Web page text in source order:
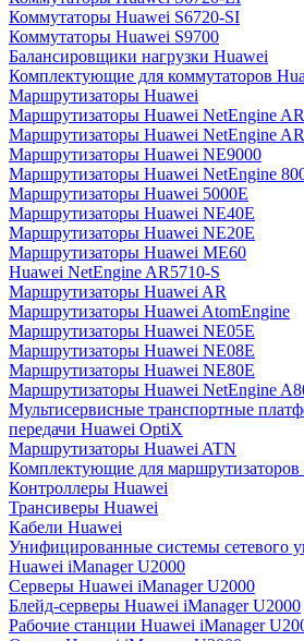
Коммутаторы Huawei S6720-SI
Коммутаторы Huawei S9700
Балансировщики нагрузки Huawei
Комплектующие для коммутаторов
Маршрутизаторы Huawei
Маршрутизаторы Huawei NetEngine
Маршрутизаторы Huawei NetEngine
Маршрутизаторы Huawei NE9000
Маршрутизаторы Huawei NetEngine
Маршрутизаторы Huawei 5000E
Маршрутизаторы Huawei NE40E
Маршрутизаторы Huawei NE20E
Маршрутизаторы Huawei ME60
Huawei NetEngine AR5710-S
Маршрутизаторы Huawei AR
Маршрутизаторы Huawei AtomEngine
Маршрутизаторы Huawei NE05E
Маршрутизаторы Huawei NE08E
Маршрутизаторы Huawei NE80E
Маршрутизаторы Huawei NetEngine
Мультисервисные транспортные
передачи Huawei OptiX
Маршрутизаторы Huawei ATN
Комплектующие для маршрутизаторов
Контроллеры Huawei
Трансиверы Huawei
Кабели Huawei
Унифицированные системы сетевого
Huawei iManager U2000
Серверы Huawei iManager U2000
Блейд-серверы Huawei iManager U2000
Рабочие станции Huawei iManager